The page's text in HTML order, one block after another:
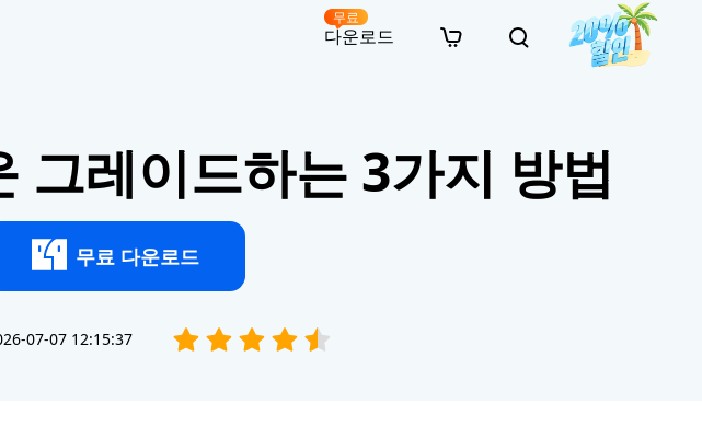
데이터 복구
· SD 카드 복구
· 외장하드 복구
· USB 복구
· 파티션 복구
· 한글 파일 복구
· 오피스 파일 복구
문서 복
구
사진 화
질 높이
AI
온라인 동영상 복구
온라인 사진 복구
온라인 문서 복구
온라인 오디오 복구
· AI 3D 액션 피규어 프롬프트
· 시네마틱 AI 이미지 프롬프트
· 애니메이션 실사 변환 프롬프트
DLL 오류 수정
OST 파일 복구
· 윈도우 11 우회 설치
· 중복 파일 찾기 (Win)
· 하드 디스크 복사
· 중복 파일 찾기 (Mac)
· C 드라이브 확장
· 디스크 공간 확보 (Win)
· MBR GPT 변환
다운로드
무료
그레이드하는 3가지 방법
무료 다운로드
07-07 12:15:37